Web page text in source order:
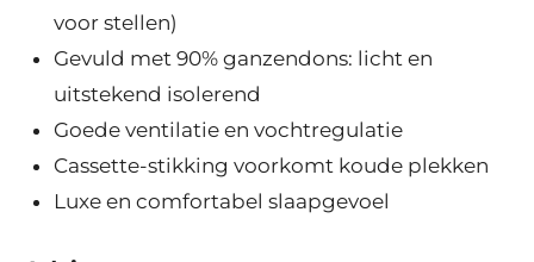
voor stellen)
Gevuld met 90% ganzendons: licht en
uitstekend isolerend
Goede ventilatie en vochtregulatie
Cassette-stikking voorkomt koude plekken
Luxe en comfortabel slaapgevoel